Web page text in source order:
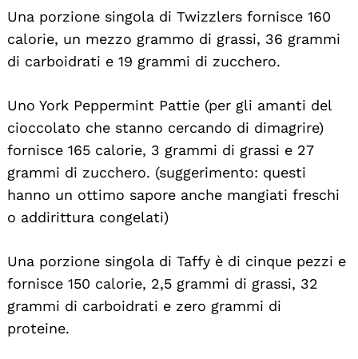
Una porzione singola di Twizzlers fornisce 160
calorie, un mezzo grammo di grassi, 36 grammi
di carboidrati e 19 grammi di zucchero.
Uno York Peppermint Pattie (per gli amanti del
cioccolato che stanno cercando di dimagrire)
fornisce 165 calorie, 3 grammi di grassi e 27
grammi di zucchero. (suggerimento: questi
hanno un ottimo sapore anche mangiati freschi
o addirittura congelati)
Una porzione singola di Taffy è di cinque pezzi e
fornisce 150 calorie, 2,5 grammi di grassi, 32
grammi di carboidrati e zero grammi di
proteine.